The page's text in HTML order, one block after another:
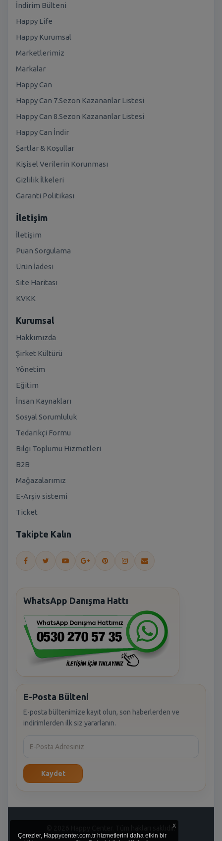
İndirim Bülteni
Happy Life
Happy Kurumsal
Marketlerimiz
Markalar
Happy Can
Happy Can 7.Sezon Kazananlar Listesi
Happy Can 8.Sezon Kazananlar Listesi
Happy Can İndir
Şartlar & Koşullar
Kişisel Verilerin Korunması
Gizlilik İlkeleri
Garanti Politikası
İletişim
İletişim
Puan Sorgulama
Ürün İadesi
Site Haritası
KVKK
Kurumsal
Hakkımızda
Şirket Kültürü
Yönetim
Eğitim
İnsan Kaynakları
Sosyal Sorumluluk
Tedarikçi Formu
Bilgi Toplumu Hizmetleri
B2B
Mağazalarımız
E-Arşiv sistemi
Ticket
Takipte Kalın
WhatsApp Danışma Hattı
E-Posta Bülteni
E-posta bültenimize kayıt olun, son haberlerden ve
indirimlerden ilk siz yararlanın.
Kaydet
© 2026 Happy Center. Tüm hakları saklıdır.
x
Çerezler, Happycenter.com.tr hizmetlerini daha etkin bir